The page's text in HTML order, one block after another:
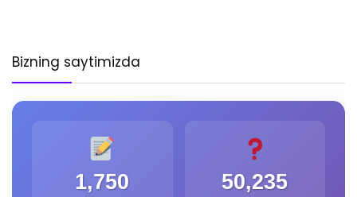
Bizning saytimizda
1,750 50,235